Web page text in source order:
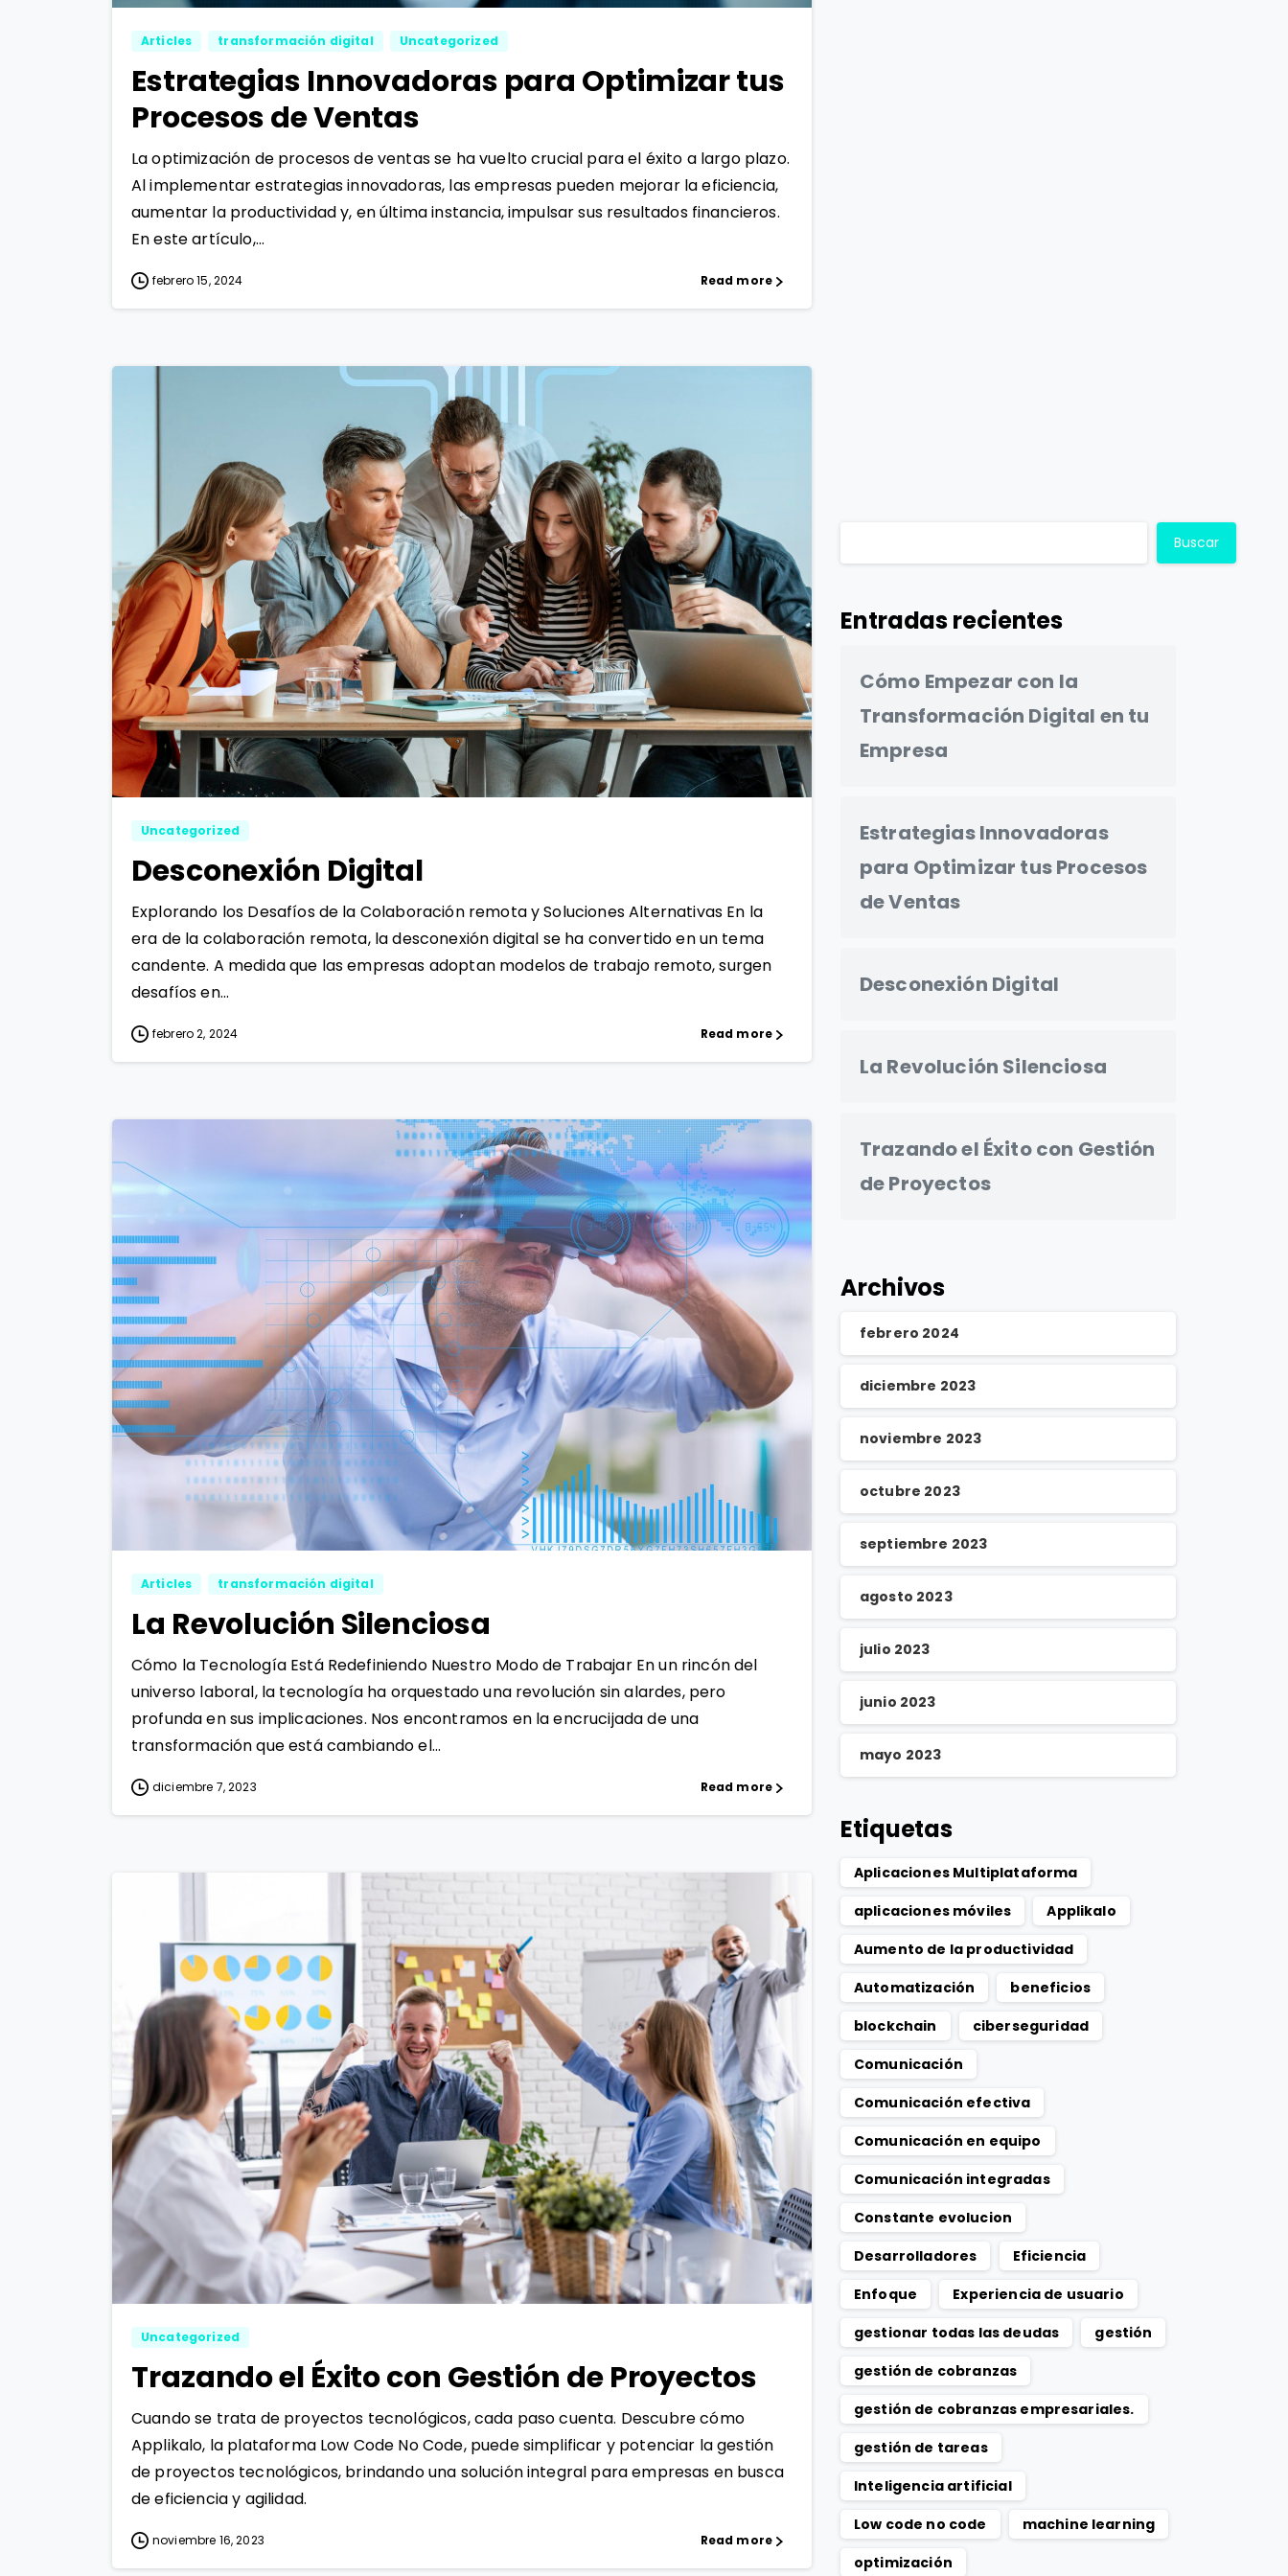
Articles transformación digital Uncategorized
Estrategias Innovadoras para Optimizar tus
Procesos de Ventas
La optimización de procesos de ventas se ha vuelto crucial para el éxito a largo plazo.
Al implementar estrategias innovadoras, las empresas pueden mejorar la eficiencia,
aumentar la productividad y, en última instancia, impulsar sus resultados financieros.
En este artículo,...
febrero 15, 2024 Read more
0
Uncategorized
Desconexión Digital
Explorando los Desafíos de la Colaboración remota y Soluciones Alternativas En la
era de la colaboración remota, la desconexión digital se ha convertido en un tema
candente. A medida que las empresas adoptan modelos de trabajo remoto, surgen
desafíos en...
febrero 2, 2024 Read more
Articles transformación digital
La Revolución Silenciosa
Cómo la Tecnología Está Redefiniendo Nuestro Modo de Trabajar En un rincón del
universo laboral, la tecnología ha orquestado una revolución sin alardes, pero
profunda en sus implicaciones. Nos encontramos en la encrucijada de una
transformación que está cambiando el...
diciembre 7, 2023 Read more
Uncategorized
Trazando el Éxito con Gestión de Proyectos
Cuando se trata de proyectos tecnológicos, cada paso cuenta. Descubre cómo
Applikalo, la plataforma Low Code No Code, puede simplificar y potenciar la gestión
de proyectos tecnológicos, brindando una solución integral para empresas en busca
de eficiencia y agilidad.
noviembre 16, 2023 Read more
Buscar
Entradas recientes
Cómo Empezar con la
Transformación Digital en tu
Empresa
Estrategias Innovadoras
para Optimizar tus Procesos
de Ventas
Desconexión Digital
La Revolución Silenciosa
Trazando el Éxito con Gestión
de Proyectos
Archivos
febrero 2024
diciembre 2023
noviembre 2023
octubre 2023
septiembre 2023
agosto 2023
julio 2023
junio 2023
mayo 2023
Etiquetas
Aplicaciones Multiplataforma
aplicaciones móviles
Applikalo
Aumento de la productividad
Automatización
beneficios
blockchain
ciberseguridad
Comunicación
Comunicación efectiva
Comunicación en equipo
Comunicación integradas
Constante evolucion
Desarrolladores
Eficiencia
Enfoque
Experiencia de usuario
gestionar todas las deudas
gestión
gestión de cobranzas
gestión de cobranzas empresariales.
gestión de tareas
Inteligencia artificial
Low code no code
machine learning
optimización